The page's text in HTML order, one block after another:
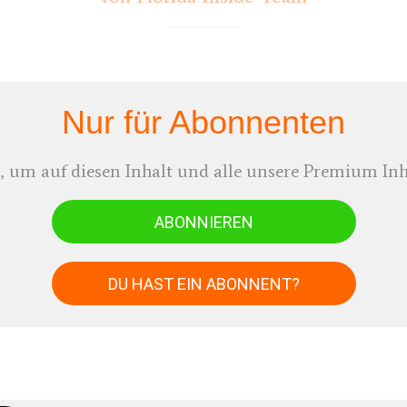
Nur für Abonnenten
um auf diesen Inhalt und alle unsere Premium
ABONNIEREN
DU HAST EIN ABONNENT?